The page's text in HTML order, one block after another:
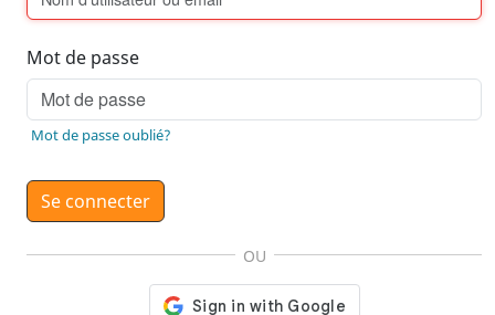
Mot de passe
Mot de passe oublié?
Se connecter
OU